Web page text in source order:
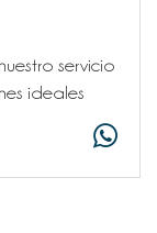
servicio
ideales